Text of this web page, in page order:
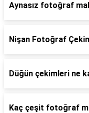
Aynasız fotoğraf
Nişan Fotoğraf
Düğün çekimleri ne
Kaç çeşit fotoğraf